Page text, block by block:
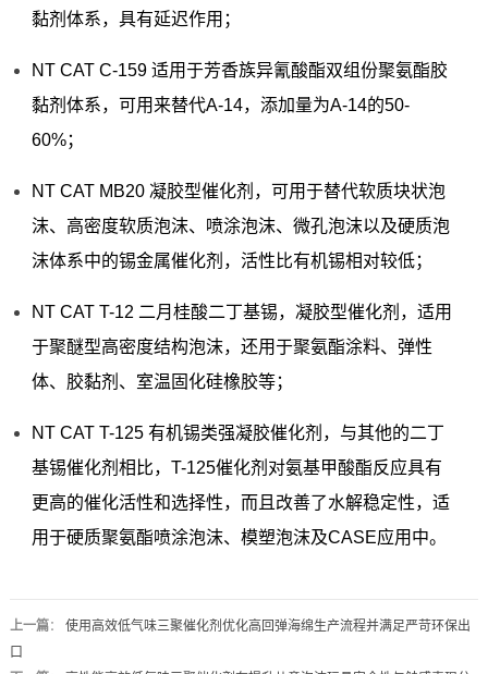
黏剂体系，具有延迟作用；
NT CAT C-159 适用于芳香族异氰酸酯双组份聚氨酯胶
黏剂体系，可用来替代A-14，添加量为A-14的50-
60%；
NT CAT MB20 凝胶型催化剂，可用于替代软质块状泡
沫、高密度软质泡沫、喷涂泡沫、微孔泡沫以及硬质泡
沫体系中的锡金属催化剂，活性比有机锡相对较低；
NT CAT T-12 二月桂酸二丁基锡，凝胶型催化剂，适用
于聚醚型高密度结构泡沫，还用于聚氨酯涂料、弹性
体、胶黏剂、室温固化硅橡胶等；
NT CAT T-125 有机锡类强凝胶催化剂，与其他的二丁
基锡催化剂相比，T-125催化剂对氨基甲酸酯反应具有
更高的催化活性和选择性，而且改善了水解稳定性，适
用于硬质聚氨酯喷涂泡沫、模塑泡沫及CASE应用中。
上一篇： 使用高效低气味三聚催化剂优化高回弹海绵生产流程并满足严苛环保出
口